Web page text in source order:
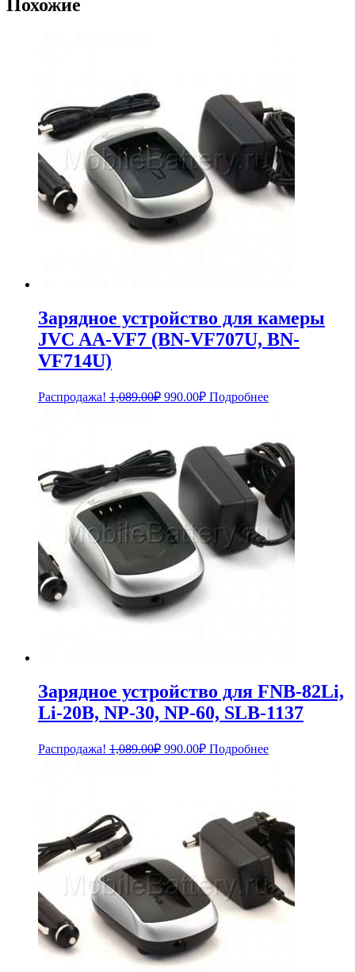
Похожие
Зарядное устройство для камеры
JVC AA-VF7 (BN-VF707U, BN-
VF714U)
Распродажа! 1,089.00₽ Первоначальная
990.00₽Текущая
цена:
Подробнее
Зарядное устройство для FNB-82Li,
Li-20B, NP-30, NP-60, SLB-1137
Распродажа! 1,089.00₽ Первоначальная
990.00₽Текущая
цена:
Подробнее